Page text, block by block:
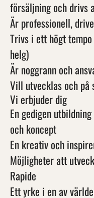
försäljning och drivs
Är professionell,
Trivs i ett högt
helg)
Är noggrann och
Vill utvecklas och
Vi erbjuder dig
En gedigen
och koncept
En kreativ och
Möjligheter att
Rapide
Ett yrke i en av